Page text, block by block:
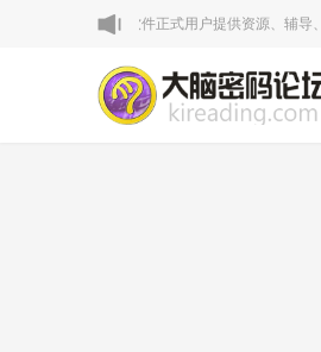
：本论坛VIP区为软件正式用户提供资源、辅导